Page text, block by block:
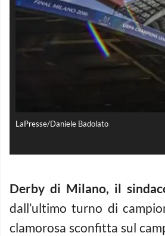
LaPresse/Daniele Badolato
Derby di Milano, il
dall’ultimo turno di
clamorosa sconfitta sul